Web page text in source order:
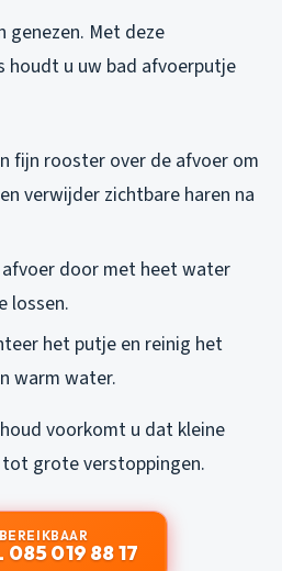
genezen. Met deze
houdt u uw bad afvoerputje
fijn rooster over de afvoer om
verwijder zichtbare haren na
afvoer door met heet water
lossen.
het putje en reinig het
warm water.
voorkomt u dat kleine
grote verstoppingen.
085 019 88 17